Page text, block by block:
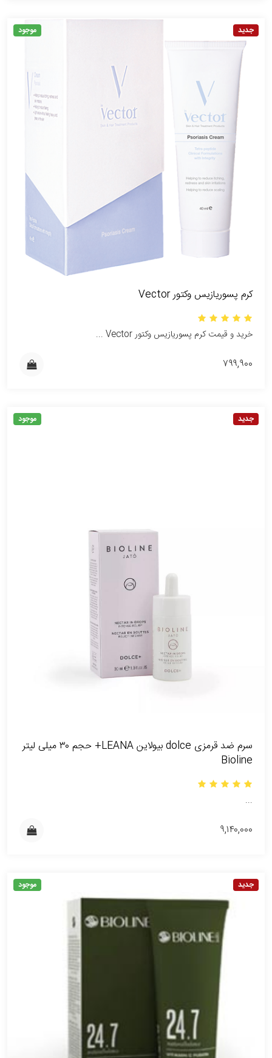
جدید موجود
کرم پسوریازیس وکتور Vector
خرید و قیمت کرم پسوریازیس وکتور Vector ...
۷۹۹,۹۰۰
جدید موجود
سرم ضد قرمزی dolce بیولاین LEANA+ حجم ۳۰ میلی لیتر
Bioline
...
۹,۱۴۰,۰۰۰
جدید موجود